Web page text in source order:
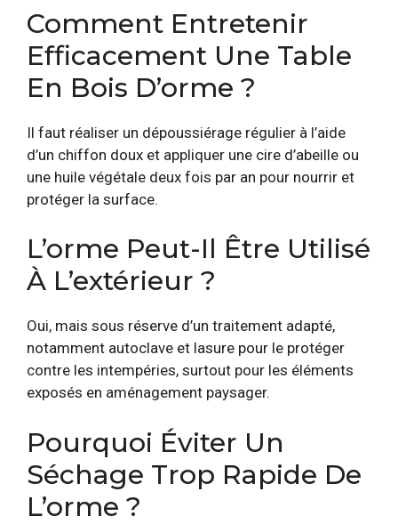
Comment Entretenir
Efficacement Une Table
En Bois D’orme ?
Il faut réaliser un dépoussiérage régulier à l’aide
d’un chiffon doux et appliquer une cire d’abeille ou
une huile végétale deux fois par an pour nourrir et
protéger la surface.
L’orme Peut-Il Être Utilisé
À L’extérieur ?
Oui, mais sous réserve d’un traitement adapté,
notamment autoclave et lasure pour le protéger
contre les intempéries, surtout pour les éléments
exposés en aménagement paysager.
Pourquoi Éviter Un
Séchage Trop Rapide De
L’orme ?